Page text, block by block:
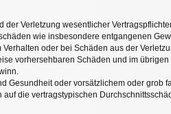
Verletzung wesentlicher
wie insbesondere entgangenen
oder bei Schäden aus der
vorhersehbaren Schäden und im
oder vorsätzlichem oder grob
die vertragstypischen